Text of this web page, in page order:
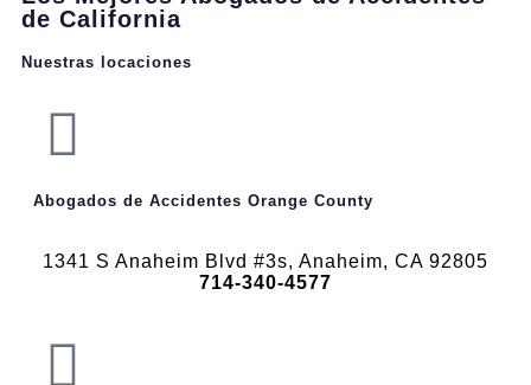
de California
Nuestras locaciones
Abogados de Accidentes Orange County
1341 S Anaheim Blvd #3s, Anaheim, CA 92805
714-340-4577